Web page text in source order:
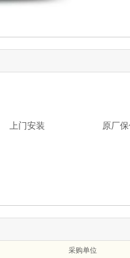
上门安装 原厂
采购单位